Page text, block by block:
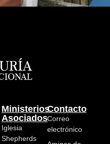
Ministerios
Asociados
Iglesia
Shepherds
Contacto
Correo
electrónico